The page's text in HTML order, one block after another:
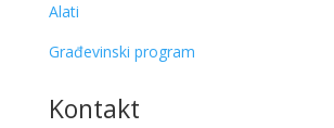
Alati
Građevinski program
Kontakt